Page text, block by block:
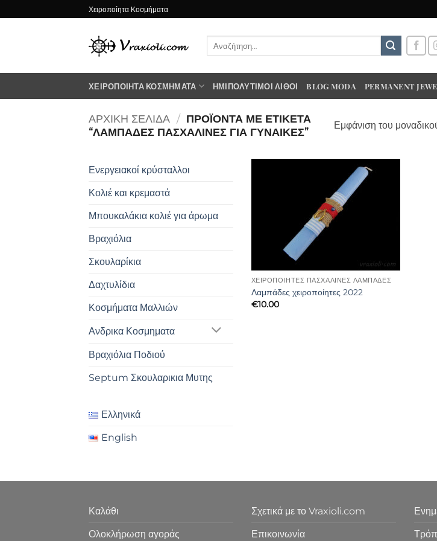
στο
Χειροποίητα Κοσμήματα
ΧΕΙΡΟΠΟΊΗΤΑ ΚΟΣΜΉΜΑΤΑ ΗΜΙΠΟΛΎΤΙΜΟΙ ΛΊΘΟΙ BLOG MODA PERMANENT
ΑΡΧΙΚΉ ΣΕΛΊΔΑ / ΠΡΟΪΌΝΤΑ ΜΕ ΕΤΙΚΈΤΑ
“ΛΑΜΠΑΔΕΣ ΠΑΣΧΑΛΙΝΕΣ ΓΙΑ ΓΥΝΑΙΚΕΣ”
Εμφάνιση του
Ενεργειακοί κρύσταλλοι
Κολιέ και κρεμαστά
Μπουκαλάκια κολιέ για άρωμα
Βραχιόλια
Σκουλαρίκια
Δαχτυλίδια
Κοσμήματα Μαλλιών
Ανδρικα Κοσμηματα
Βραχιόλια Ποδιού
Septum Σκουλαρικια Μυτης
Ελληνικά
English
ΧΕΙΡΟΠΟΙΗΤΕΣ ΠΑΣΧΑΛΙΝΕΣ ΛΑΜΠΑΔΕΣ
Λαμπάδες χειροποίητες 2022
€10.00
Καλάθι
Ολοκλήρωση αγοράς
Σχετικά με το Vraxioli.com
Επικοινωνία